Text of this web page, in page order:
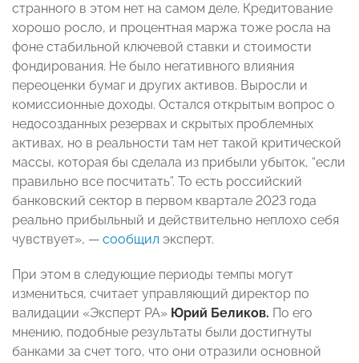
странного в этом нет на самом деле. Кредитование
хорошо росло, и процентная маржа тоже росла на
фоне стабильной ключевой ставки и стоимости
фондирования. Не было негативного влияния
переоценки бумаг и других активов. Выросли и
комиссионные доходы. Остался открытым вопрос о
недосозданных резервах и скрытых проблемных
активах, но в реальности там нет такой критической
массы, которая бы сделала из прибыли убыток, “если
правильно все посчитать”. То есть российский
банковский сектор в первом квартале 2023 года
реально прибыльный и действительно неплохо себя
чувствует», — сообщил эксперт.
При этом в следующие периоды темпы могут
измениться, считает управляющий директор по
валидации «Эксперт РА» Юрий Беликов. По его
мнению, подобные результаты были достигнуты
банками за счет того, что они отразили основной